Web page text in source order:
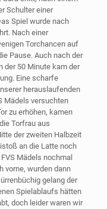
Schulter einer
Spiel wurde nach
Nach einer
Torchancen auf
Pause. Auch nach der
der 50 Minute kam der
Eine scharfe
herauslaufenden
Mädels versuchten
zu erhöhen, kamen
Torfrau aus
der zweiten Halbzeit
an die Latte noch
Mädels nochmal
vorne, wurden dann
gelang der
Spielablaufs hätten
doch leider waren wir